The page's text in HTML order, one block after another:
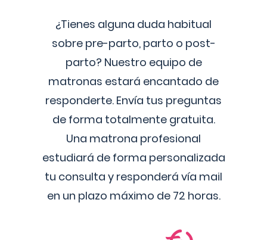
¿Tienes alguna duda habitual
sobre pre-parto, parto o post-
parto? Nuestro equipo de
matronas estará encantado de
responderte. Envía tus preguntas
de forma totalmente gratuita.
Una matrona profesional
estudiará de forma personalizada
tu consulta y responderá vía mail
en un plazo máximo de 72 horas.